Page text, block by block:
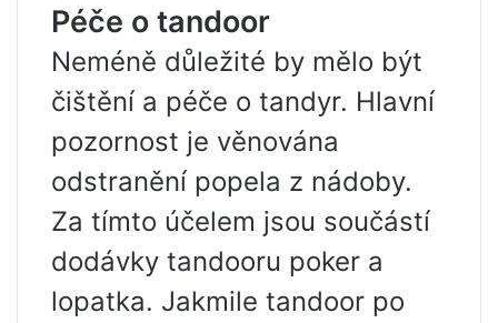
Péče o tandoor
Neméně důležité by mělo být
čištění a péče o tandyr. Hlavní
pozornost je věnována
odstranění popela z nádoby.
Za tímto účelem jsou součástí
dodávky tandooru poker a
lopatka. Jakmile tandoor po